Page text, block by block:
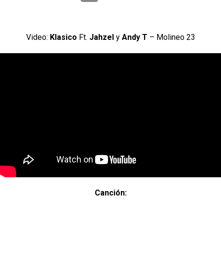
Video: Klasico Ft. Jahzel y Andy T – Molineo 23
Canción: